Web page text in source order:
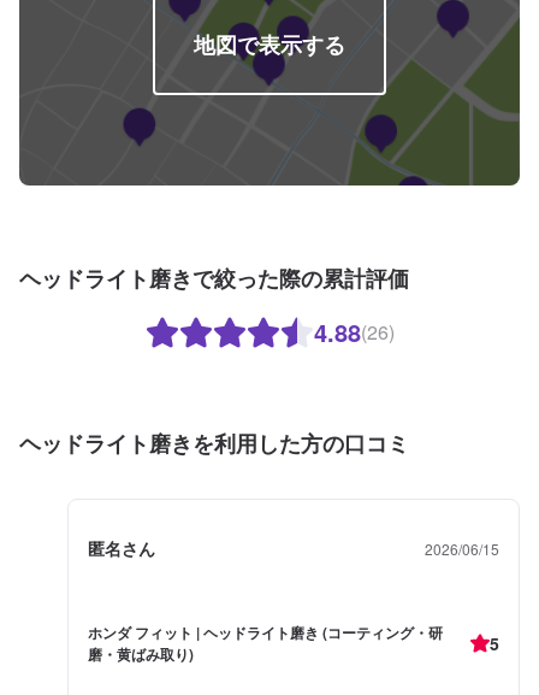
地図で表示する
ヘッドライト磨きで絞った際の累計評価
4.88(26)
ヘッドライト磨きを利用した方の口コミ
匿名さん 2026/06/15
ホンダ フィット | ヘッドライト磨き (コーティング・研
磨・黄ばみ取り)
5